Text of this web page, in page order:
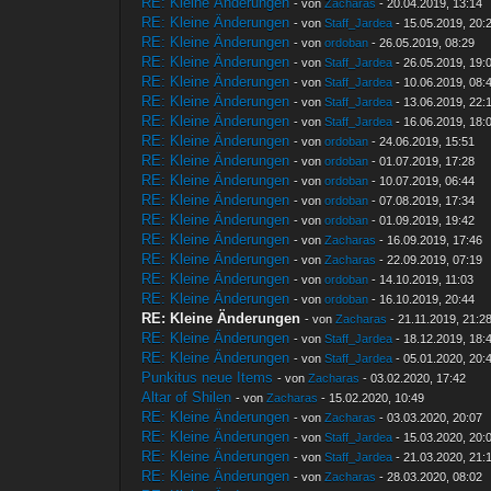
- vonZacharas - 20.04.2019, 13:14
RE: Kleine Änderungen - vonStaff_Jardea - 15.05.2019,
RE: Kleine Änderungen - vonordoban - 26.05.2019, 08:29
RE: Kleine Änderungen - vonStaff_Jardea - 26.05.2019,
RE: Kleine Änderungen - vonStaff_Jardea - 10.06.2019,
RE: Kleine Änderungen - vonStaff_Jardea - 13.06.2019,
RE: Kleine Änderungen - vonStaff_Jardea - 16.06.2019,
RE: Kleine Änderungen - vonordoban - 24.06.2019, 15:51
RE: Kleine Änderungen - vonordoban - 01.07.2019, 17:28
RE: Kleine Änderungen - vonordoban - 10.07.2019, 06:44
RE: Kleine Änderungen - vonordoban - 07.08.2019, 17:34
RE: Kleine Änderungen - vonordoban - 01.09.2019, 19:42
RE: Kleine Änderungen - vonZacharas - 16.09.2019, 17:46
RE: Kleine Änderungen - vonZacharas - 22.09.2019, 07:19
RE: Kleine Änderungen - vonordoban - 14.10.2019, 11:03
RE: Kleine Änderungen - vonordoban - 16.10.2019, 20:44
RE: Kleine Änderungen - vonZacharas - 21.11.2019, 21:28
RE: Kleine Änderungen - vonStaff_Jardea - 18.12.2019,
RE: Kleine Änderungen - vonStaff_Jardea - 05.01.2020,
Punkitus neue Items - vonZacharas - 03.02.2020, 17:42
Altar of Shilen - vonZacharas - 15.02.2020, 10:49
RE: Kleine Änderungen - vonZacharas - 03.03.2020, 20:07
RE: Kleine Änderungen - vonStaff_Jardea - 15.03.2020,
RE: Kleine Änderungen - vonStaff_Jardea - 21.03.2020,
RE: Kleine Änderungen - vonZacharas - 28.03.2020, 08:02